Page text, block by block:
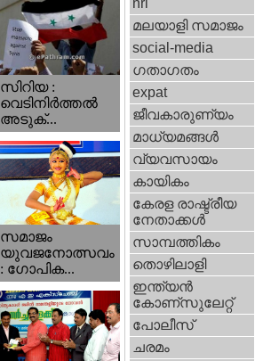
സിറിയ :
വെടിനിർത്തൽ
അടുക്...
സമാജം
യുവജനോത്സവം
: ഗോപിക...
nri
മലയാളി സമാജം
social-media
ഗതാഗതം
expat
ജീവകാരുണ്യം
മാധ്യമങ്ങള്‍
വ്യവസായം
കായികം
കേരള രാഷ്ട്രീയ
നേതാക്കള്‍
സാമ്പത്തികം
തൊഴിലാളി
ഇന്ത്യന്‍
കോണ്സുലേറ്റ്
പോലീസ്
ചരമം